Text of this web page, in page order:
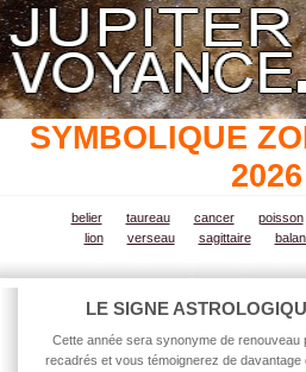
SYMBOLIQUE
2026
belier taureau cancer poisson
lion
verseau sagittaire
LE SIGNE
Cette année sera synonyme de renouveau
recadrés et vous témoignerez de davantage